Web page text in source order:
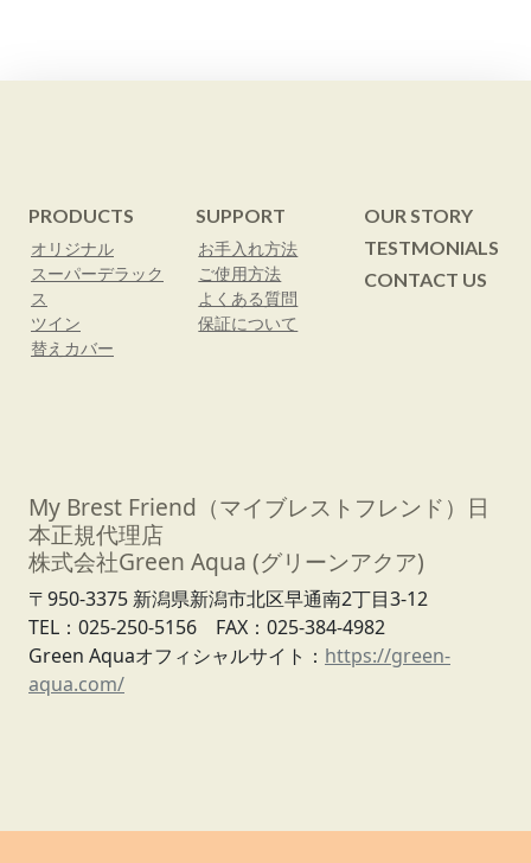
PRODUCTS
オリジナル
スーパーデラック
ス
ツイン
替えカバー
SUPPORT
お手入れ方法
ご使用方法
よくある質問
保証について
OUR STORY
TESTMONIALS
CONTACT US
My Brest Friend（マイブレストフレンド）日
本正規代理店
株式会社Green Aqua (グリーンアクア)
〒950-3375 新潟県新潟市北区早通南2丁目3-12
TEL：025-250-5156 FAX：025-384-4982
Green Aquaオフィシャルサイト： https://green-
aqua.com/